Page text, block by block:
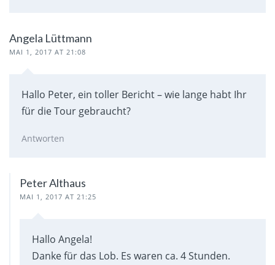
Angela Lüttmann
MAI 1, 2017 AT 21:08
Hallo Peter, ein toller Bericht – wie lange habt Ihr
für die Tour gebraucht?
Antworten
Peter Althaus
MAI 1, 2017 AT 21:25
Hallo Angela!
Danke für das Lob. Es waren ca. 4 Stunden.